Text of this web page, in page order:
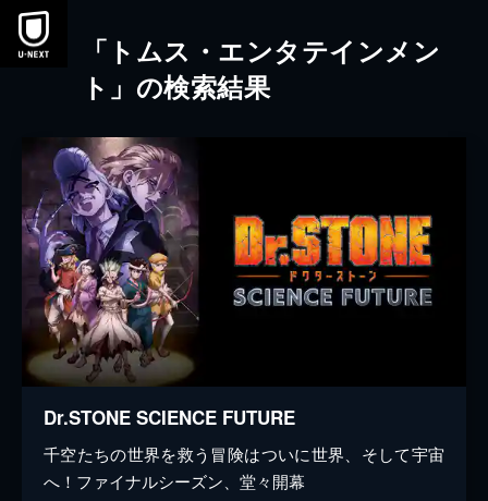
本文へスキップ
「トムス・エンタテインメン
ト」の検索結果
Dr.STONE SCIENCE FUTURE
千空たちの世界を救う冒険はついに世界、そして宇宙
へ！ファイナルシーズン、堂々開幕